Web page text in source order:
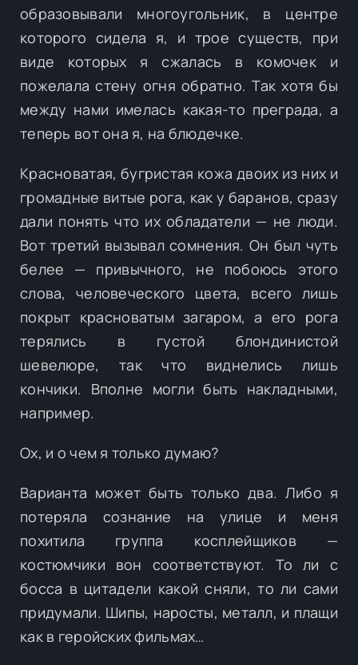
образовывали многоугольник, в центре
которого сидела я, и трое существ, при
виде которых я сжалась в комочек и
пожелала стену огня обратно. Так хотя бы
между нами имелась какая-то преграда, а
теперь вот она я, на блюдечке.
Красноватая, бугристая кожа двоих из них и
громадные витые рога, как у баранов, сразу
дали понять что их обладатели — не люди.
Вот третий вызывал сомнения. Он был чуть
белее — привычного, не побоюсь этого
слова, человеческого цвета, всего лишь
покрыт красноватым загаром, а его рога
терялись в густой блондинистой
шевелюре, так что виднелись лишь
кончики. Вполне могли быть накладными,
например.
Ох, и о чем я только думаю?
Варианта может быть только два. Либо я
потеряла сознание на улице и меня
похитила группа косплейщиков —
костюмчики вон соответствуют. То ли с
босса в цитадели какой сняли, то ли сами
придумали. Шипы, наросты, металл, и плащи
как в геройских фильмах…